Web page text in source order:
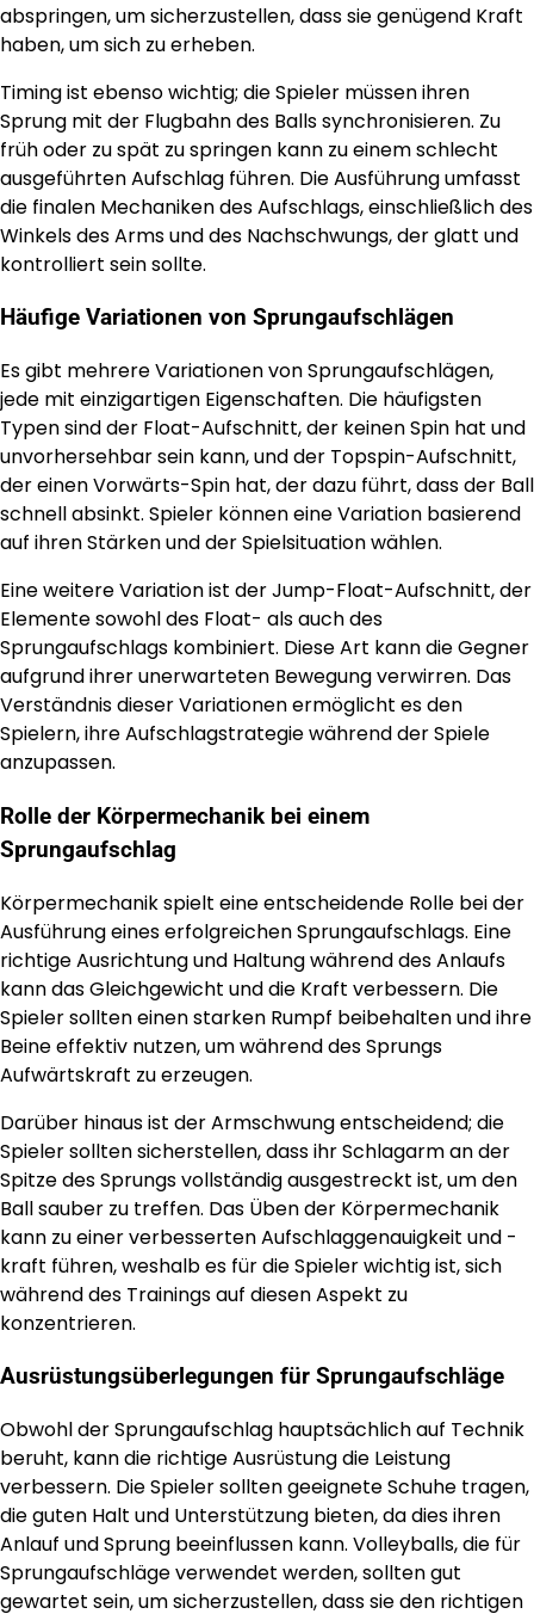
abspringen, um sicherzustellen, dass sie genügend Kraft
haben, um sich zu erheben.
Timing ist ebenso wichtig; die Spieler müssen ihren
Sprung mit der Flugbahn des Balls synchronisieren. Zu
früh oder zu spät zu springen kann zu einem schlecht
ausgeführten Aufschlag führen. Die Ausführung umfasst
die finalen Mechaniken des Aufschlags, einschließlich des
Winkels des Arms und des Nachschwungs, der glatt und
kontrolliert sein sollte.
Häufige Variationen von Sprungaufschlägen
Es gibt mehrere Variationen von Sprungaufschlägen,
jede mit einzigartigen Eigenschaften. Die häufigsten
Typen sind der Float-Aufschnitt, der keinen Spin hat und
unvorhersehbar sein kann, und der Topspin-Aufschnitt,
der einen Vorwärts-Spin hat, der dazu führt, dass der Ball
schnell absinkt. Spieler können eine Variation basierend
auf ihren Stärken und der Spielsituation wählen.
Eine weitere Variation ist der Jump-Float-Aufschnitt, der
Elemente sowohl des Float- als auch des
Sprungaufschlags kombiniert. Diese Art kann die Gegner
aufgrund ihrer unerwarteten Bewegung verwirren. Das
Verständnis dieser Variationen ermöglicht es den
Spielern, ihre Aufschlagstrategie während der Spiele
anzupassen.
Rolle der Körpermechanik bei einem
Sprungaufschlag
Körpermechanik spielt eine entscheidende Rolle bei der
Ausführung eines erfolgreichen Sprungaufschlags. Eine
richtige Ausrichtung und Haltung während des Anlaufs
kann das Gleichgewicht und die Kraft verbessern. Die
Spieler sollten einen starken Rumpf beibehalten und ihre
Beine effektiv nutzen, um während des Sprungs
Aufwärtskraft zu erzeugen.
Darüber hinaus ist der Armschwung entscheidend; die
Spieler sollten sicherstellen, dass ihr Schlagarm an der
Spitze des Sprungs vollständig ausgestreckt ist, um den
Ball sauber zu treffen. Das Üben der Körpermechanik
kann zu einer verbesserten Aufschlaggenauigkeit und -
kraft führen, weshalb es für die Spieler wichtig ist, sich
während des Trainings auf diesen Aspekt zu
konzentrieren.
Ausrüstungsüberlegungen für Sprungaufschläge
Obwohl der Sprungaufschlag hauptsächlich auf Technik
beruht, kann die richtige Ausrüstung die Leistung
verbessern. Die Spieler sollten geeignete Schuhe tragen,
die guten Halt und Unterstützung bieten, da dies ihren
Anlauf und Sprung beeinflussen kann. Volleyballs, die für
Sprungaufschläge verwendet werden, sollten gut
gewartet sein, um sicherzustellen, dass sie den richtigen